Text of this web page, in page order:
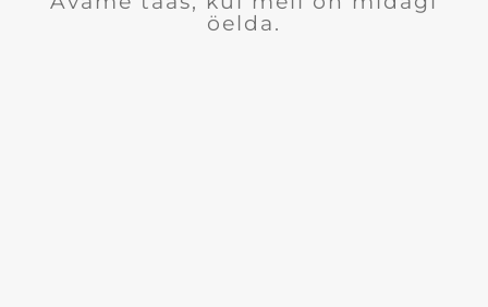
öelda.